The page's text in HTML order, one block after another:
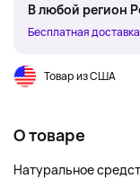
В любой регион
Бесплатная
Товар из США
О товаре
Натуральное